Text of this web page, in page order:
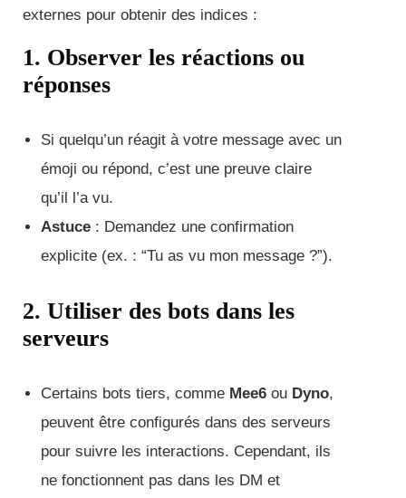
externes pour obtenir des indices :
1. Observer les réactions ou
réponses
Si quelqu’un réagit à votre message avec un
émoji ou répond, c’est une preuve claire
qu’il l’a vu.
Astuce : Demandez une confirmation
explicite (ex. : “Tu as vu mon message ?”).
2. Utiliser des bots dans les
serveurs
Certains bots tiers, comme Mee6 ou Dyno,
peuvent être configurés dans des serveurs
pour suivre les interactions. Cependant, ils
ne fonctionnent pas dans les DM et